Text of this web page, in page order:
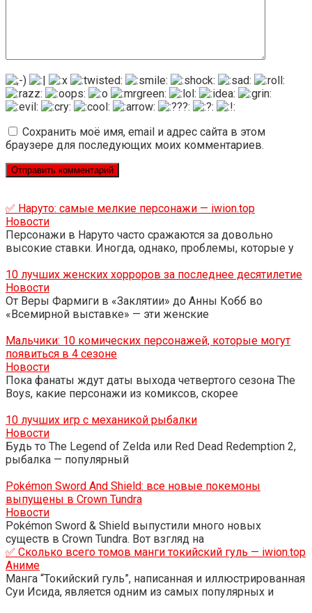
Сохранить моё имя, email и адрес сайта в этом
браузере для последующих моих комментариев.
✅ Наруто: самые мелкие персонажи — iwion.top
Новости
Персонажи в Наруто часто сражаются за довольно
высокие ставки. Иногда, однако, проблемы, которые у
10 лучших женских хорроров за последнее десятилетие
Новости
От Веры Фармиги в «Заклятии» до Анны Кобб во
«Всемирной выставке» — эти женские
Мальчики: 10 комических персонажей, которые могут
появиться в 4 сезоне
Новости
Пока фанаты ждут даты выхода четвертого сезона The
Boys, какие персонажи из комиксов, скорее
10 лучших игр с механикой рыбалки
Новости
Будь то The Legend of Zelda или Red Dead Redemption 2,
рыбалка — популярный
Pokémon Sword And Shield: все новые покемоны
выпущены в Crown Tundra
Новости
Pokémon Sword & Shield выпустили много новых
существ в Crown Tundra. Вот взгляд на
✅ Сколько всего томов манги токийский гуль — iwion.top
Аниме
Манга “Токийский гуль”, написанная и иллюстрированная
Суи Исида, является одним из самых популярных и